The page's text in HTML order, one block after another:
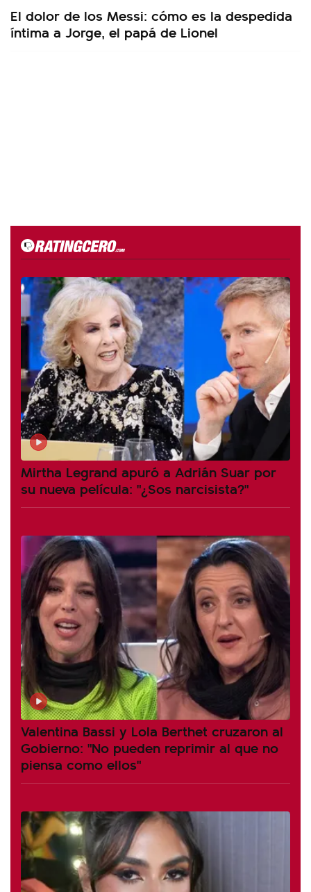
El dolor de los Messi: cómo es la despedida
íntima a Jorge, el papá de Lionel
Mirtha Legrand apuró a Adrián Suar por
su nueva película: "¿Sos narcisista?"
Valentina Bassi y Lola Berthet cruzaron al
Gobierno: "No pueden reprimir al que no
piensa como ellos"